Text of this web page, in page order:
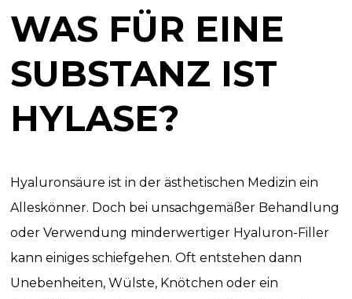
WAS FÜR EINE
SUBSTANZ IST
HYLASE?
Hyaluronsäure ist in der ästhetischen Medizin ein
Alleskönner. Doch bei unsachgemäßer Behandlung
oder Verwendung minderwertiger Hyaluron-Filler
kann einiges schiefgehen. Oft entstehen dann
Unebenheiten, Wülste, Knötchen oder ein